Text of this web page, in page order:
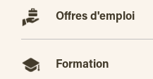
Offres d'emploi
Formation